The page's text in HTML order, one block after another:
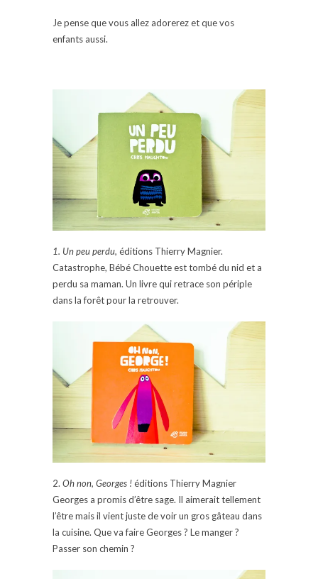
Je pense que vous allez adorerez et que vos
enfants aussi.
1. Un peu perdu, éditions Thierry Magnier.
Catastrophe, Bébé Chouette est tombé du nid et a
perdu sa maman. Un livre qui retrace son périple
dans la forêt pour la retrouver.
2. Oh non, Georges !éditions Thierry Magnier
Georges a promis d’être sage. Il aimerait tellement
l’être mais il vient juste de voir un gros gâteau dans
la cuisine. Que va faire Georges ? Le manger ?
Passer son chemin ?